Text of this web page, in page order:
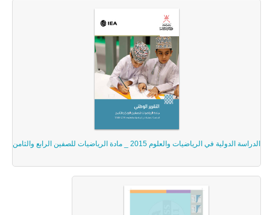
الدراسة الدولية في الرياضيات والعلوم 2015 _ مادة الرياضيات للصفين الرابع والثامن